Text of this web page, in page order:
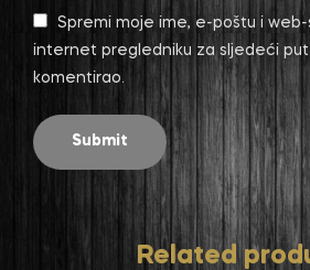
Spremi moje ime, e-poštu i
internet pregledniku za sljedeći
komentirao.
Related